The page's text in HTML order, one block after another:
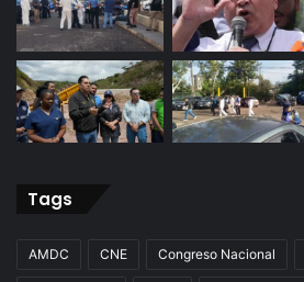
Tags
AMDC CNE Congreso Nacional